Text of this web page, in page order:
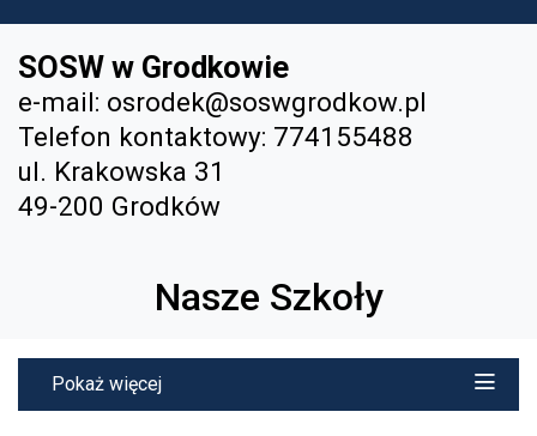
SOSW w Grodkowie
e-mail: osrodek@soswgrodkow.pl
Telefon kontaktowy: 774155488
ul. Krakowska 31
49-200 Grodków
Nasze Szkoły
Pokaż więcej